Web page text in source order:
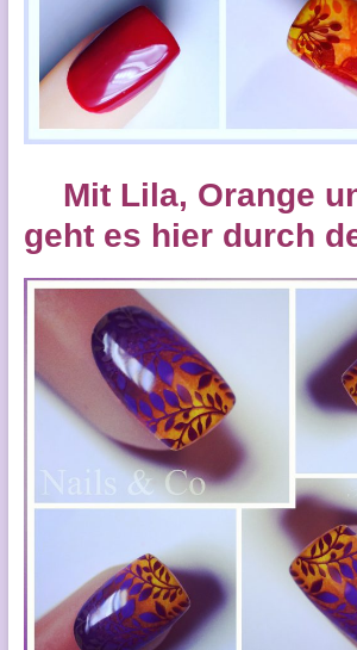
Mit Lila, Orange
geht es hier durch